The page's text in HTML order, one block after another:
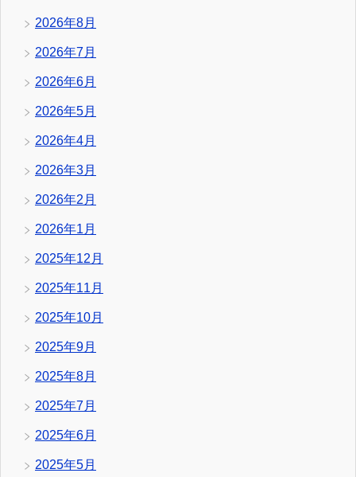
2026年8月
2026年7月
2026年6月
2026年5月
2026年4月
2026年3月
2026年2月
2026年1月
2025年12月
2025年11月
2025年10月
2025年9月
2025年8月
2025年7月
2025年6月
2025年5月